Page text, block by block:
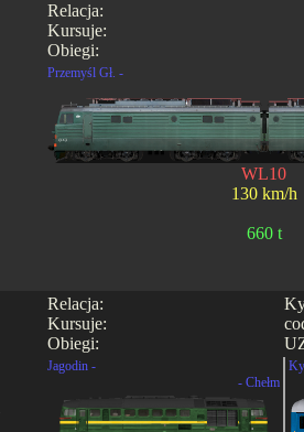
Relacja:
Kursuje:
Obiegi:
Przemyśl Gł. -
WL10
130 km/h
660 t
Relacja:
Kursuje:
Obiegi:
Jagodin -
- Chełm